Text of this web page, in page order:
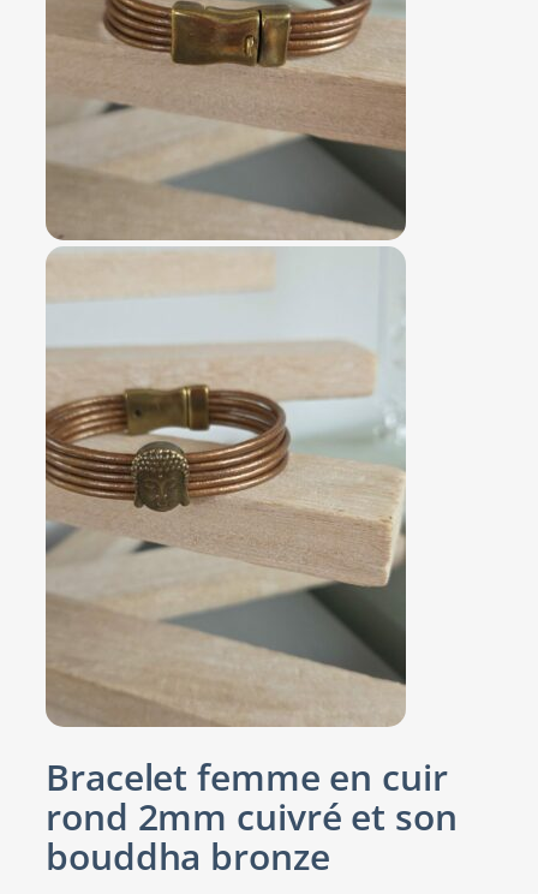
Bracelet femme en cuir
rond 2mm cuivré et son
bouddha bronze